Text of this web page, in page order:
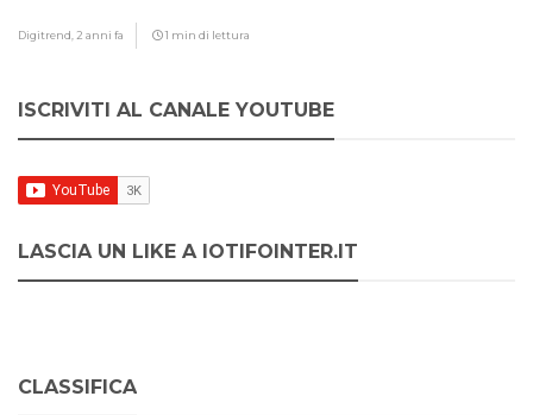
Digitrend, 2 anni fa 1 min di lettura
ISCRIVITI AL CANALE YOUTUBE
LASCIA UN LIKE A IOTIFOINTER.IT
CLASSIFICA